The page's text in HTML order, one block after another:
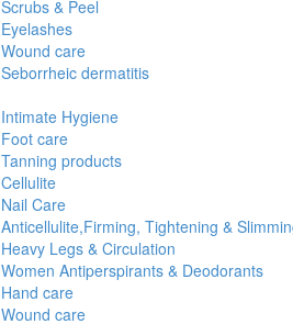
Scrubs & Peel
Eyelashes
Wound care
Seborrheic dermatitis
Intimate Hygiene
Foot care
Tanning products
Cellulite
Nail Care
Anticellulite,Firming, Tightening &
Heavy Legs & Circulation
Women Antiperspirants & Deodorants
Hand care
Wound care